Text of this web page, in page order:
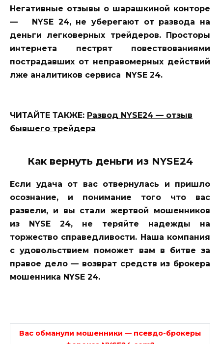
Негативные отзывы о шарашкиной конторе
— NYSE 24, не уберегают от развода на
деньги легковерных трейдеров. Просторы
интернета пестрят повествованиями
пострадавших от неправомерных действий
лже аналитиков сервиса NYSE 24.
ЧИТАЙТЕ ТАКЖЕ: Развод NYSE24 — отзыв
бывшего трейдера
Как вернуть деньги из NYSE24
Если удача от вас отвернулась и пришло
осознание, и понимание того что вас
развели, и вы стали жертвой мошенников
из NYSE 24, не теряйте надежды на
торжество справедливости. Наша компания
с удовольствием поможет вам в битве за
правое дело — возврат средств из брокера
мошенника NYSE 24.
Вас обманули мошенники — псевдо-брокеры